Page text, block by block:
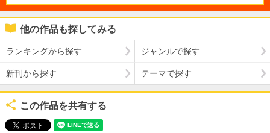
他の作品も探してみる
ランキングから探す ジャンルで探す
新刊から探す テーマで探す
この作品を共有する